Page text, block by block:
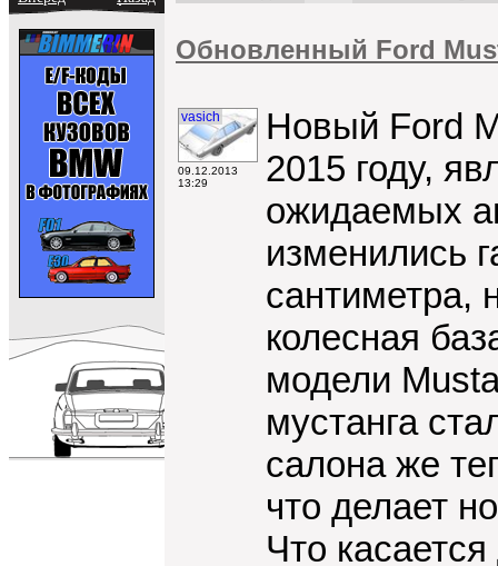
Обновленный Ford
vasich
09.12.2013
13:29
Новый Ford
2015 году,
ожидаемых
изменились
сантиметра,
колесная
модели
мустанга
салона же
что делает
Что